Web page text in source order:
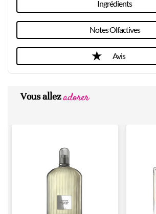
Ingrédients
Notes Olfactives
Avis
Vous allezadorer